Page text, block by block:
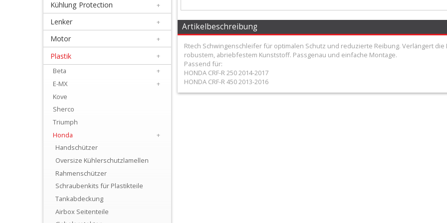
Schmierstoffe
Armaturen
Kühlung
Protection
Kühlung Protection +
Lenker +
Motor +
Plastik
+
Beta
+
E-MX
+
Kove
Sherco
Triumph
Honda
+
Handschützer
Oversize Kühlerschutzlamellen
Rahmenschützer
Schraubenkits für Plastikteile
Tankabdeckung
Airbox Seitenteile
Artikelbeschreibung
Rtech Schwingenschleifer für optimalen Schutz und reduzierte Reibung. Verlängert
robustem, abriebfestem Kunststoff. Passgenau und einfache Montage.
Passend für:
HONDA CRF-R 250 2014-2017
HONDA CRF-R 450 2013-2016